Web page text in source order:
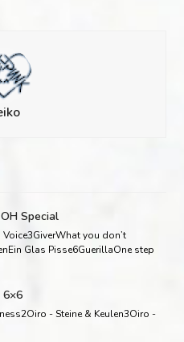
Special
you don’t
Glas Pisse6GuerillaOne step
6×6
- Steine & Keulen3Oiro -